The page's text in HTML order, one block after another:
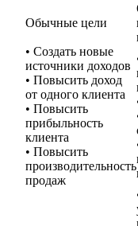
Обычные цели
• Создать новые
источники доходов
• Повысить доход
от одного клиента
• Повысить
прибыльность
клиента
• Повысить
производительность
продаж